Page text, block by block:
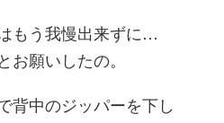
もう我慢出来ずに…
お願いしたの。
背中のジッパーを下し